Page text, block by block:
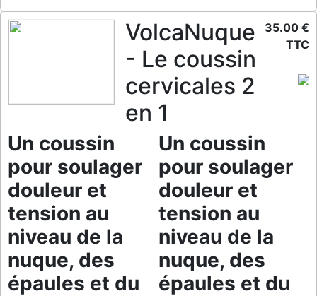
VolcaNuque
- Le coussin
cervicales 2
en 1
Un coussin
pour soulager
douleur et
tension au
niveau de la
nuque, des
épaules et du
Un coussin
pour soulager
douleur et
tension au
niveau de la
nuque, des
épaules et du
35.00 €
TTC